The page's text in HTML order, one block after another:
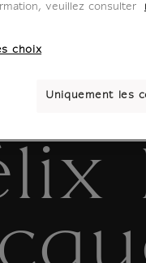
veuillez consulter
choix
Uniquement les